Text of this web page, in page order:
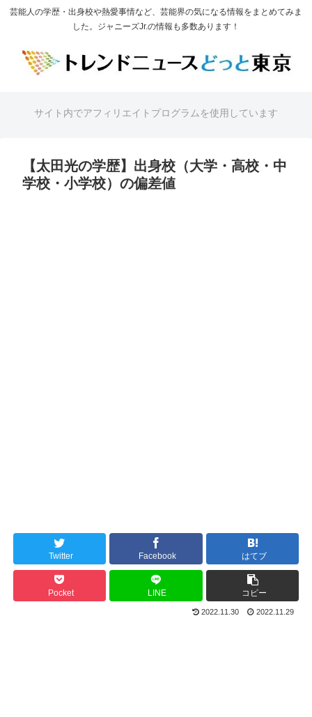
芸能人の学歴・出身校や熱愛事情など、芸能界の気になる情報をまとめてみま
した。ジャニーズJr.の情報も多数あります！
サイト内でアフィリエイトプログラムを使用しています
【太田光の学歴】出身校（大学・高校・中
学校・小学校）の偏差値
Twitter Facebook はてブ
Pocket LINE コピー
2022.11.30 2022.11.29